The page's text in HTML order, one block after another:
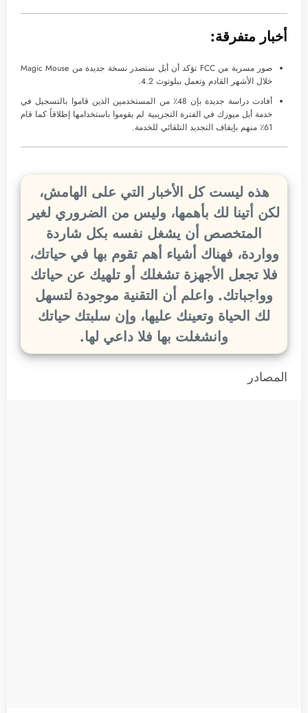
أخبار متفرقة:
صور مسربة من FCC تؤكد أن أبل ستصدر نسخة جديدة من Magic Mouse
خلال الأشهر القادم وتعمل ببلوتوث 4.2.
أفادت دراسة جديدة بإن 48٪ من المستخدمين الذين قاموا بالتسجيل في
خدمة أبل ميوزك في الفترة التجريبية لم يقوموا باستخدامها إطلاقاً كما قام
61٪ منهم بإيقاف التجديد التلقائي للخدمة.
هذه ليست كل الأخبار التي على الهامش،
لكن أتينا لك بأهمها، وليس من الضروري لغير
المتخصص أن يشغل نفسه بكل شاردة
وواردة، فهناك أشياء أهم تقوم بها في حياتك،
فلا تجعل الأجهزة تشغلك أو تلهيك عن حياتك
وواجباتك. واعلم أن التقنية موجودة لتسهل
لك الحياة وتعينك عليها، وإن سلبتك حياتك
وانشغلت بها فلا داعي لها.
المصادر